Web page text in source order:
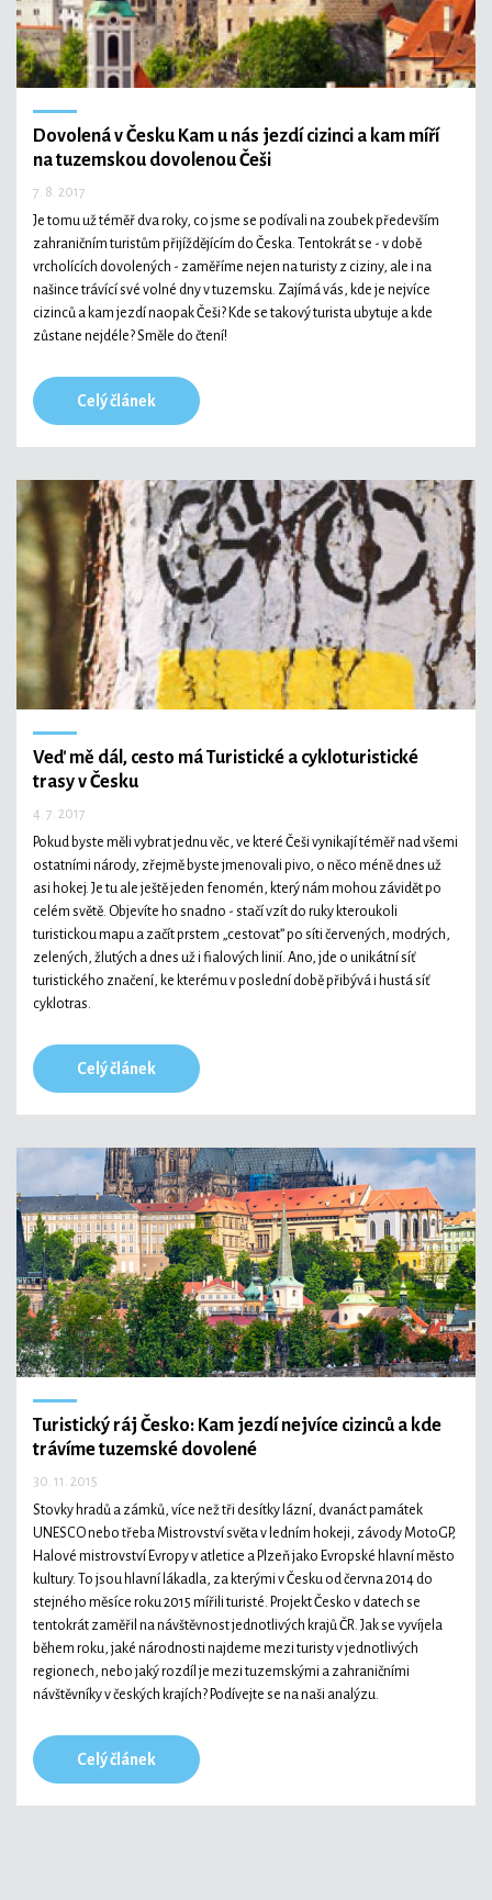
Dovolená v Česku Kam u nás jezdí cizinci a kam míří
na tuzemskou dovolenou Češi
7. 8. 2017
Je tomu už téměř dva roky, co jsme se podívali na zoubek především
zahraničním turistům přijíždějícím do Česka. Tentokrát se - v době
vrcholících dovolených - zaměříme nejen na turisty z ciziny, ale i na
našince trávící své volné dny v tuzemsku. Zajímá vás, kde je nejvíce
cizinců a kam jezdí naopak Češi? Kde se takový turista ubytuje a kde
zůstane nejdéle? Směle do čtení!
Celý článek
Veď mě dál, cesto máTuristické a cykloturistické
trasy v Česku
4. 7. 2017
Pokud byste měli vybrat jednu věc, ve které Češi vynikají téměř nad všemi
ostatními národy, zřejmě byste jmenovali pivo, o něco méně dnes už
asi hokej. Je tu ale ještě jeden fenomén, který nám mohou závidět po
celém světě. Objevíte ho snadno - stačí vzít do ruky kteroukoli
turistickou mapu a začít prstem „cestovat” po síti červených, modrých,
zelených, žlutých a dnes už i fialových linií. Ano, jde o unikátní síť
turistického značení, ke kterému v poslední době přibývá i hustá síť
cyklotras.
Celý článek
Turistický ráj Česko: Kam jezdí nejvíce cizinců a kde
trávíme tuzemské dovolené
30. 11. 2015
Stovky hradů a zámků, více než tři desítky lázní, dvanáct památek
UNESCO nebo třeba Mistrovství světa v ledním hokeji, závody MotoGP,
Halové mistrovství Evropy v atletice a Plzeň jako Evropské hlavní město
kultury. To jsou hlavní lákadla, za kterými v Česku od června 2014 do
stejného měsíce roku 2015 mířili turisté. Projekt Česko v datech se
tentokrát zaměřil na návštěvnost jednotlivých krajů ČR. Jak se vyvíjela
během roku, jaké národnosti najdeme mezi turisty v jednotlivých
regionech, nebo jaký rozdíl je mezi tuzemskými a zahraničními
návštěvníky v českých krajích? Podívejte se na naši analýzu.
Celý článek